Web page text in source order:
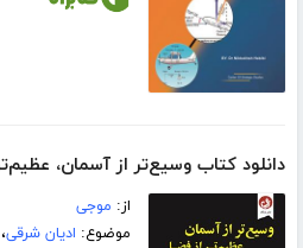
دانلود کتاب وسیع‌تر از آسمان،
از: موجی
موضوع: ادیان شرقی،